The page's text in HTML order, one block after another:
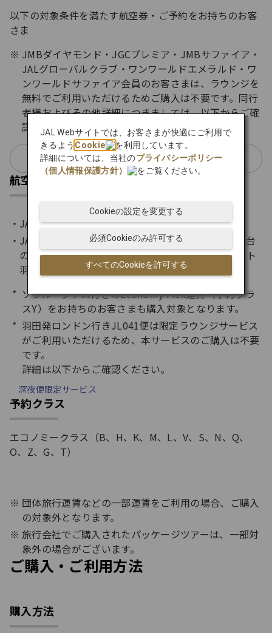
以下の対象条件を満たす航空券・ご予約をお持ちのお客
さま​
JMBダイヤモンド・JGCプレミア・JMBサファイア・
JALグローバルクラブ・ワンワールドエメラルド・ワ
ンワールドサファイア会員のお客さまは、ラウンジを
無料でご利用いただけるためご購入は不要です。同行
者様およびその他詳細につきましては、以下からご確
認ください。
会員ステイタス別ご利用基準
航空券・路線
JAL国際線航空券*（131で始まる航空券）
JALが運航するJAL便名の国際線定期便（JL8000番台
の運航便を除く）で、以下の空港を出発するフライト​​​
羽田、成田、中部、ホノルル、バンコク
ソウル・グアム行きのEconomy Flex運賃（予約クラ
スY）をお持ちのお客さまも購入対象となります。
羽田発ロンドン行きJL041便は限定ラウンジサービス
がご利用いただけるため、本サービスのご購入は不要
です。
詳細は以下からご確認ください。
深夜便限定サービス
予約クラス
エコノミークラス（B、H、K、M、L、V、S、N、Q、
O、Z、G、T）
団体旅行運賃などの一部運賃をご利用の場合、ご購入
の対象外となります。
旅行会社でご購入されたパッケージツアーは、一部対
象外の場合がございます。
ご購入・ご利用方法
購入方法
JAL Webサイトでは、お客さまが快適にご利用で
きるよう Cookie
を利用しています。
詳細については、当社のプライバシーポリシー
（個人情報保護方針）
をご覧ください。
すべてのCookieを許可する
必須Cookieのみ許可する
Cookieの設定を変更する